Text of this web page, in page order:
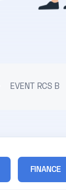
EVENT RCS B
FINANCE